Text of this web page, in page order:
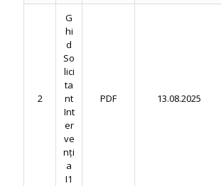
2
G
hi
d
So
lici
ta
nt
Int
er
ve
nți
a
I1
PDF 13.08.2025